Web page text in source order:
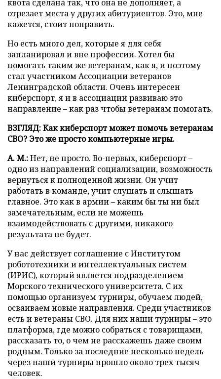
квота сделана так, что она не дополняет, а
отрезает места у других абитуриентов. Это, мне
кажется, стоит поправить.
Но есть много дел, которые я для себя
запланировал и вне профессии. Хотел бы
помогать таким же ветеранам, как я, и поэтому
стал участником Ассоциации ветеранов
Ленинградской области. Очень интересен
киберспорт, я и в ассоциации развиваю это
направление – как раз чтобы ветеранам помогать.
ВЗГЛЯД: Как киберспорт может помочь ветеранам
СВО? Это же просто компьютерные игры.
А. М.:Нет, не просто. Во-первых, киберспорт –
одно из направлений социализации, возможность
вернуться к полноценной жизни. Он учит
работать в команде, учит слушать и слышать
главное. Это как в армии – каким бы ты ни был
замечательным, если не можешь
взаимодействовать с другими, никакого
результата не будет.
У нас действует соглашение с Институтом
робототехники и интеллектуальных систем
(ИРИС), которыйявляется подразделением
Морского технического университета. С их
помощью организуем турниры, обучаем людей,
осваиваем новые направления. Среди участников
есть и ветераны СВО. Для них наши турниры – это
платформа, где можно собраться с товарищами,
рассказать то, о чем не расскажешь даже своим
родным. Только за последние несколько недель
через наши турниры прошло около трех тысяч
человек.